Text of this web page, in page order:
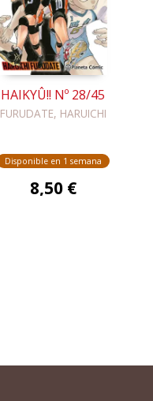
HAIKYÛ!! Nº 28/45
FURUDATE, HARUICHI
Disponible en 1 semana
8,50 €